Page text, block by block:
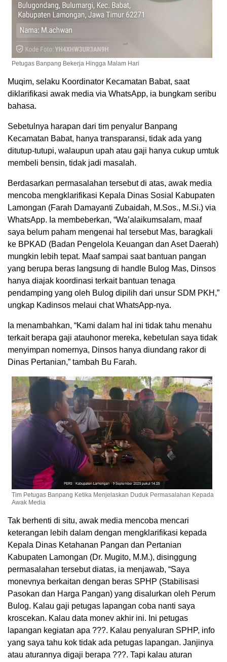
Petugas Banpang Bekerja Hingga Malam Hari
Muqim, selaku Koordinator Kecamatan Babat, saat
diklarifikasi awak media via WhatsApp, ia bungkam seribu
bahasa.
Sebetulnya harapan dari tim penyalur Banpang
Kecamatan Babat, hanya transparansi, tidak ada yang
ditutup-tutupi, walaupun upah atau gaji hanya cukup umtuk
membeli bensin, tidak jadi masalah.
Berdasarkan permasalahan tersebut di atas, awak media
mencoba mengklarifikasi Kepala Dinas Sosial Kabupaten
Lamongan (Farah Damayanti Zubaidah, M.Sos., M.Si.) via
WhatsApp. Ia membeberkan, “Wa’alaikumsalam, maaf
saya belum paham mengenai hal tersebut Mas, baragkali
ke BPKAD (Badan Pengelola Keuangan dan Aset Daerah)
mungkin lebih tepat. Maaf sampai saat bantuan pangan
yang berupa beras langsung di handle Bulog Mas, Dinsos
hanya diajak koordinasi terkait bantuan tenaga
pendamping yang oleh Bulog dipilih dari unsur SDM PKH,”
ungkap Kadinsos melaui chat WhatsApp-nya.
Ia menambahkan, “Kami dalam hal ini tidak tahu menahu
terkait berapa gaji atauhonor mereka, kebetulan saya tidak
menyimpan nomernya, Dinsos hanya diundang rakor di
Dinas Pertanian,” tambah Bu Farah.
Tim Petugas Banpang Ketika Menjelaskan Duduk Permasalahan Kepada
Awak Media
Tak berhenti di situ, awak media mencoba mencari
keterangan lebih dalam dengan mengklarifikasi kepada
Kepala Dinas Ketahanan Pangan dan Pertanian
Kabupaten Lamongan (Dr. Mugito, M.M.), disinggung
permasalahan tersebut diatas, ia menjawab, “Saya
monevnya berkaitan dengan beras SPHP (Stabilisasi
Pasokan dan Harga Pangan) yang disalurkan oleh Perum
Bulog. Kalau gaji petugas lapangan coba nanti saya
kroscekan. Kalau data monev akhir ini. Ini petugas
lapangan kegiatan apa ???. Kalau penyaluran SPHP, info
yang saya tahu kok tidak ada petugas lapangan. Janjinya
atau aturannya digaji berapa ???. Tapi kalau aturan